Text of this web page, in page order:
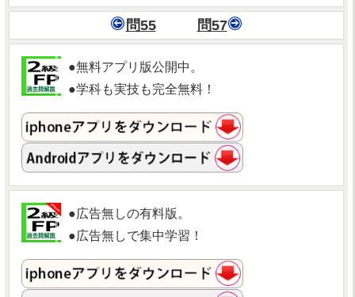
問55 問57
●無料アプリ版公開中。
●学科も実技も完全無料！
●広告無しの有料版。
●広告無しで集中学習！